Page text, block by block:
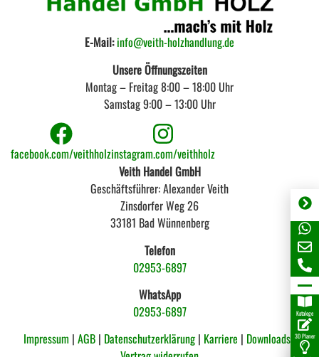
Veith Handel GmbH
Geschäftsführer: Alexander Veith
Zinsdorfer Weg 26
33181 Bad Wünnenberg
Telefon
02953-6897
WhatsApp
02953-6897
E-Mail:info@veith-holzhandlung.de
Unsere Öffnungszeiten
Montag – Freitag 8:00 – 18:00 Uhr
Samstag 9:00 – 13:00 Uhr
facebook.com/veithholzinstagram.com/veithholz
Impressum | AGB| Datenschutzerklärung | Karriere | Downloads |
Kataloge
3D Planer